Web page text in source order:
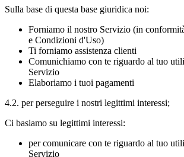
Sulla base di questa base giuridica noi:
Forniamo il nostro Servizio (in
e Condizioni d'Uso)
Ti forniamo assistenza clienti
Comunichiamo con te riguardo al tuo
Servizio
Elaboriamo i tuoi pagamenti
4.2. per perseguire i nostri legittimi interessi;
Ci basiamo su legittimi interessi:
per comunicare con te riguardo al tuo
Servizio